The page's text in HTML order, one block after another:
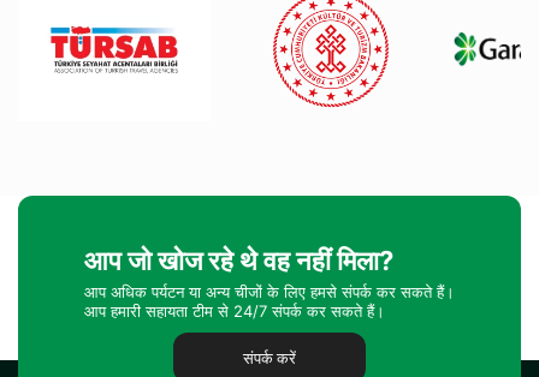
आप जो खोज रहे थे वह नहीं मिला?
आप अधिक पर्यटन या अन्य चीजों के लिए हमसे संपर्क कर सकते हैं।
आप हमारी सहायता टीम से 24/7 संपर्क कर सकते हैं।
संपर्क करें